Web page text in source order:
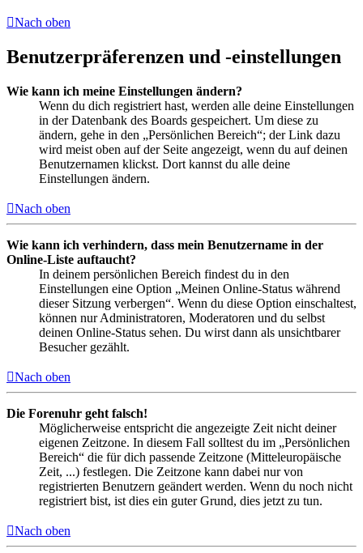
Nach oben
Benutzerpräferenzen und -einstellungen
Wie kann ich meine Einstellungen ändern?
Wenn du dich registriert hast, werden alle deine Einstellungen
in der Datenbank des Boards gespeichert. Um diese zu
ändern, gehe in den „Persönlichen Bereich“; der Link dazu
wird meist oben auf der Seite angezeigt, wenn du auf deinen
Benutzernamen klickst. Dort kannst du alle deine
Einstellungen ändern.
Nach oben
Wie kann ich verhindern, dass mein Benutzername in der
Online-Liste auftaucht?
In deinem persönlichen Bereich findest du in den
Einstellungen eine Option „Meinen Online-Status während
dieser Sitzung verbergen“. Wenn du diese Option einschaltest,
können nur Administratoren, Moderatoren und du selbst
deinen Online-Status sehen. Du wirst dann als unsichtbarer
Besucher gezählt.
Nach oben
Die Forenuhr geht falsch!
Möglicherweise entspricht die angezeigte Zeit nicht deiner
eigenen Zeitzone. In diesem Fall solltest du im „Persönlichen
Bereich“ die für dich passende Zeitzone (Mitteleuropäische
Zeit, ...) festlegen. Die Zeitzone kann dabei nur von
registrierten Benutzern geändert werden. Wenn du noch nicht
registriert bist, ist dies ein guter Grund, dies jetzt zu tun.
Nach oben